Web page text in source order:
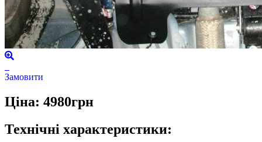
Замовити
Ціна: 4980грн
Технічні характеристики: